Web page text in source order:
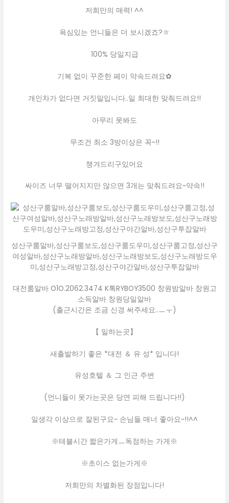
저희만의 매력! ^^
욕심있는 언니들은 더 보시겠죠?ㅎ
100% 당일지급
기복 없이 꾸준한 페이 약속드려요✿
개인차가 없다면 거짓말입니다..일 최대한 맞춰드려요!!
아무리 못봐도
무조건 최소 3방이상은 꼭~!!
챙겨드리구있어요
싸이즈 너무 떨어지지만 않으면 3개는 맞춰드려요~약속!!
성산구룸알바,성산구룸보도,성산구룸도우미,성산구룸고정,성산구
여성알바,성산구노래방알바,성산구노래방보도,성산구노래방도우
미,성산구노래방고정,성산구야간알바,성산구투잡알바
대전룸알바 O1O.2062.3474 K톡RYBOY3500 창원밤알바 창원고
소득알바 창원당일알바
(출근시간은 조금 신경 써주세요..ㅡㅜ)
【 일하는곳】
새출발하기 좋은 *대전 ＆ 유 성* 입니다!
유성호텔 ＆ 그 인근 주변
(언니들이 못가는곳은 당연 피해 드립니다!!)
일생각 이상으로 잘된구요~ 손님들 매너 좋아요~!!^^
※테블시간 짧은가게ㅡ독점하는 가게※
※초이스 없는가게※
저희만의 차별화된 장점입니다!